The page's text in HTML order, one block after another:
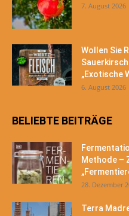
7. August 2026
Wollen Sie
„Exotische
6. August 2026
BELIEBTE BEITRÄGE
Methode –
28. Dezember
Terra